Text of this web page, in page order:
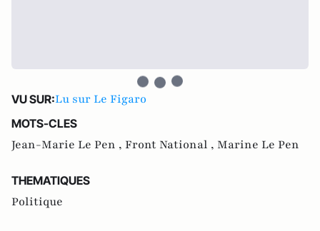
VU SUR:Lu sur Le Figaro
MOTS-CLES
Jean-Marie Le Pen , Front National , Marine Le Pen
THEMATIQUES
Politique